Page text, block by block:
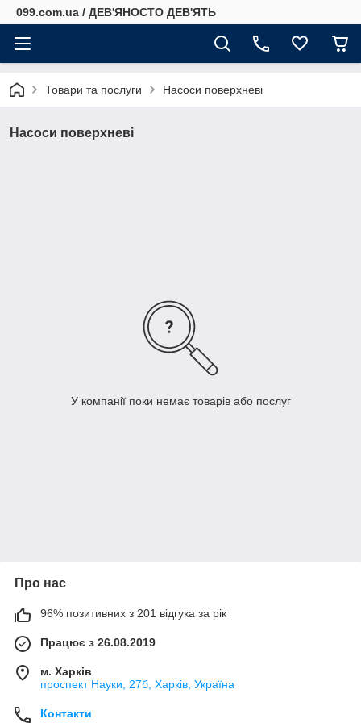
099.com.ua / ДЕВ'ЯНОСТО ДЕВ'ЯТЬ
Товари та послуги Насоси поверхневі
Насоси поверхневі
У компанії поки немає товарів або послуг
Про нас
96% позитивних з 201 відгука за рік
Працює з 26.08.2019
м. Харків
проспект Науки, 27б, Харків, Україна
Контакти